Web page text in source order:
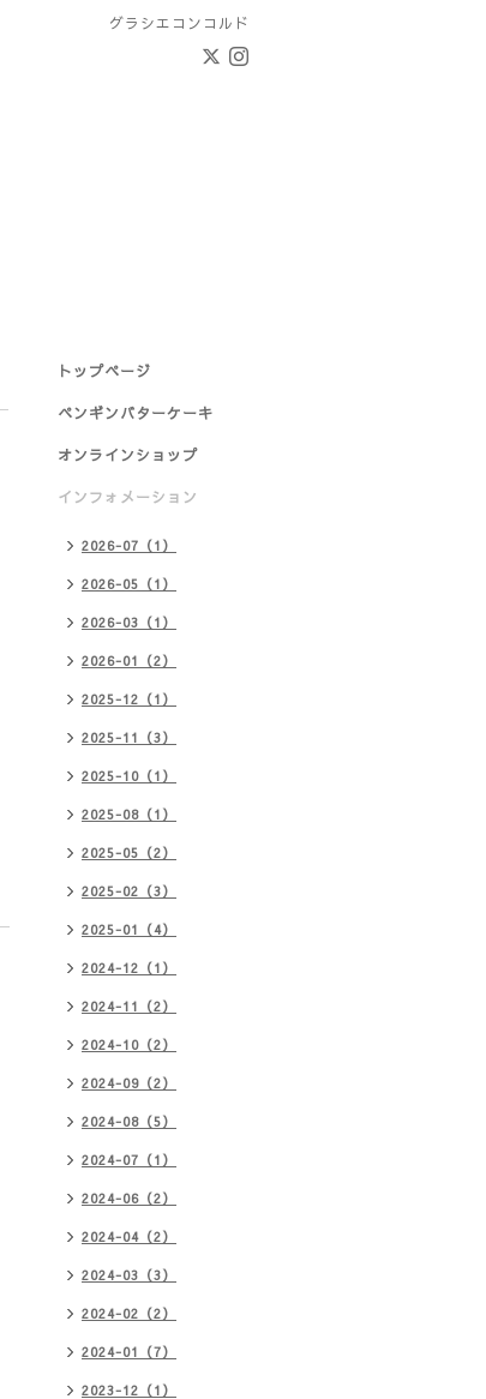
グラシエコンコルド
トップページ
ペンギンバターケーキ
オンラインショップ
インフォメーション
2026-07（1）
2026-05（1）
2026-03（1）
2026-01（2）
2025-12（1）
2025-11（3）
2025-10（1）
2025-08（1）
2025-05（2）
2025-02（3）
2025-01（4）
2024-12（1）
2024-11（2）
2024-10（2）
2024-09（2）
2024-08（5）
2024-07（1）
2024-06（2）
2024-04（2）
2024-03（3）
2024-02（2）
2024-01（7）
2023-12（1）